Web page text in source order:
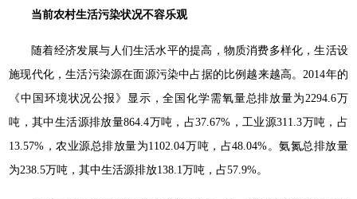
当前农村生活污染状况不容乐观
随着经济发展与人们生活水平的提高，物质消费多样化，生活设
施现代化，生活污染源在面源污染中占据的比例越来越高。2014年的
《中国环境状况公报》显示，全国化学需氧量总排放量为2294.6万
吨，其中生活源排放量864.4万吨，占37.67%，工业源311.3万吨，占
13.57%，农业源总排放量为1102.04万吨，占48.04%。氨氮总排放量
为238.5万吨，其中生活源排放138.1万吨，占57.9%。